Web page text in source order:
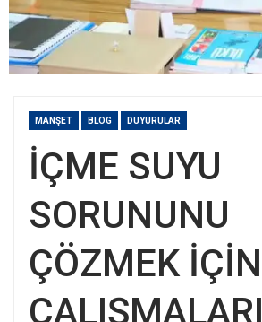
MANŞET BLOG DUYURULAR
İÇME SUYU
SORUNUNU
ÇÖZMEK İÇİN
ÇALIŞMALARI